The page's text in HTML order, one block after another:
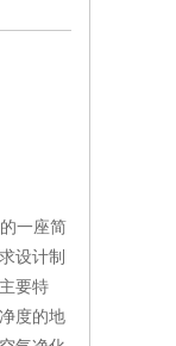
一座简
设计制
要特
度的地